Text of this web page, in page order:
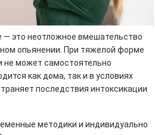
— это неотложное вмешательство
опьянении. При тяжелой форме
не может самостоятельно
как дома, так и в условиях
последствия интоксикации
методики и индивидуально